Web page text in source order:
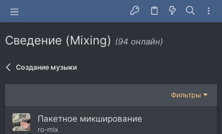
Сведение (Mixing) (94 онлайн)
Создание музыки
Фильтры
Пакетное микширование
ro-mix